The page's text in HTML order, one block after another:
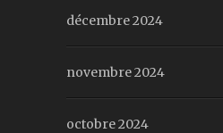
décembre 2024
novembre 2024
octobre 2024